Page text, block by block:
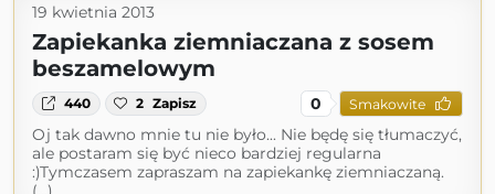
19 kwietnia 2013
Zapiekanka ziemniaczana z sosem
beszamelowym
440 2 Zapisz 0 Smakowite
Oj tak dawno mnie tu nie było... Nie będę się tłumaczyć,
ale postaram się być nieco bardziej regularna
:)Tymczasem zapraszam na zapiekankę ziemniaczaną.